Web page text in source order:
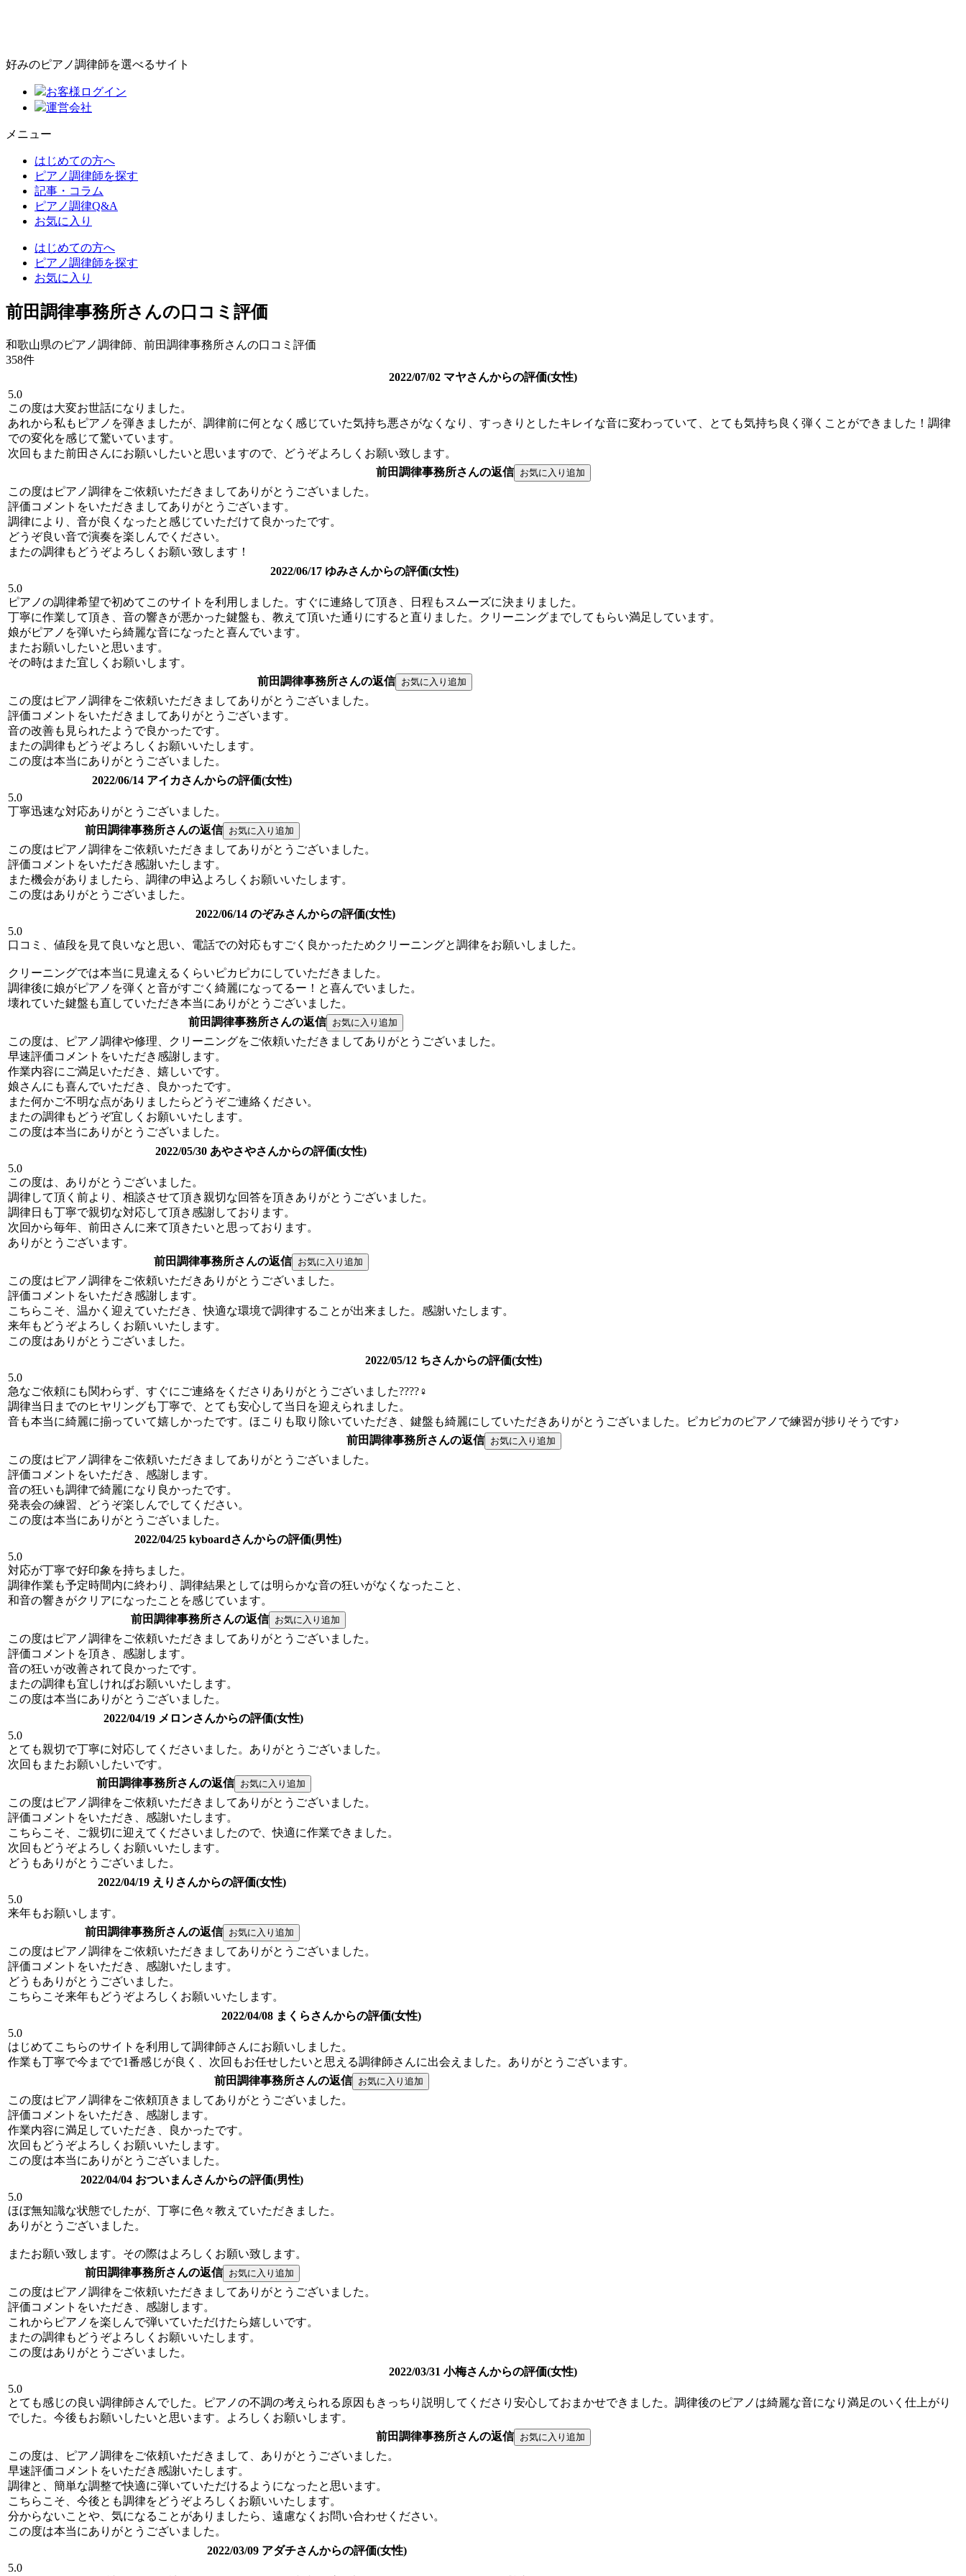
好みのピアノ調律師を選べるサイト
お客様ログイン
運営会社
メニュー
はじめての方へ
ピアノ調律師を探す
記事・コラム
ピアノ調律Q&A
お気に入り
はじめての方へ
ピアノ調律師を探す
お気に入り
前田調律事務所さんの口コミ評価
和歌山県のピアノ調律師、前田調律事務所さんの口コミ評価
358件
2022/07/02 マヤさんからの評価(女性)
5.0
この度は大変お世話になりました。
あれから私もピアノを弾きましたが、調律前に何となく感じていた気持ち悪さがなくなり、すっきりとしたキレイな音に変わっていて、とても気持ち良く弾くことができました！調律
での変化を感じて驚いています。
次回もまた前田さんにお願いしたいと思いますので、どうぞよろしくお願い致します。
前田調律事務所さんの返信
この度はピアノ調律をご依頼いただきましてありがとうございました。
評価コメントをいただきましてありがとうございます。
調律により、音が良くなったと感じていただけて良かったです。
どうぞ良い音で演奏を楽しんでください。
またの調律もどうぞよろしくお願い致します！
2022/06/17 ゆみさんからの評価(女性)
5.0
ピアノの調律希望で初めてこのサイトを利用しました。すぐに連絡して頂き、日程もスムーズに決まりました。
丁寧に作業して頂き、音の響きが悪かった鍵盤も、教えて頂いた通りにすると直りました。クリーニングまでしてもらい満足しています。
娘がピアノを弾いたら綺麗な音になったと喜んでいます。
またお願いしたいと思います。
その時はまた宜しくお願いします。
前田調律事務所さんの返信
この度はピアノ調律をご依頼いただきましてありがとうございました。
評価コメントをいただきましてありがとうございます。
音の改善も見られたようで良かったです。
またの調律もどうぞよろしくお願いいたします。
この度は本当にありがとうございました。
2022/06/14 アイカさんからの評価(女性)
5.0
丁寧迅速な対応ありがとうございました。
前田調律事務所さんの返信
この度はピアノ調律をご依頼いただきましてありがとうございました。
評価コメントをいただき感謝いたします。
また機会がありましたら、調律の申込よろしくお願いいたします。
この度はありがとうございました。
2022/06/14 のぞみさんからの評価(女性)
5.0
口コミ、値段を見て良いなと思い、電話での対応もすごく良かったためクリーニングと調律をお願いしました。
クリーニングでは本当に見違えるくらいピカピカにしていただきました。
調律後に娘がピアノを弾くと音がすごく綺麗になってるー！と喜んでいました。
壊れていた鍵盤も直していただき本当にありがとうございました。
前田調律事務所さんの返信
この度は、ピアノ調律や修理、クリーニングをご依頼いただきましてありがとうございました。
早速評価コメントをいただき感謝します。
作業内容にご満足いただき、嬉しいです。
娘さんにも喜んでいただき、良かったです。
また何かご不明な点がありましたらどうぞご連絡ください。
またの調律もどうぞ宜しくお願いいたします。
この度は本当にありがとうございました。
2022/05/30 あやさやさんからの評価(女性)
5.0
この度は、ありがとうございました。
調律して頂く前より、相談させて頂き親切な回答を頂きありがとうございました。
調律日も丁寧で親切な対応して頂き感謝しております。
次回から毎年、前田さんに来て頂きたいと思っております。
ありがとうございます。
前田調律事務所さんの返信
この度はピアノ調律をご依頼いただきありがとうございました。
評価コメントをいただき感謝します。
こちらこそ、温かく迎えていただき、快適な環境で調律することが出来ました。感謝いたします。
来年もどうぞよろしくお願いいたします。
この度はありがとうございました。
2022/05/12 ちさんからの評価(女性)
5.0
急なご依頼にも関わらず、すぐにご連絡をくださりありがとうございました????‍♀️
調律当日までのヒヤリングも丁寧で、とても安心して当日を迎えられました。
音も本当に綺麗に揃っていて嬉しかったです。ほこりも取り除いていただき、鍵盤も綺麗にしていただきありがとうございました。ピカピカのピアノで練習が捗りそうです♪
前田調律事務所さんの返信
この度はピアノ調律をご依頼いただきましてありがとうございました。
評価コメントをいただき、感謝します。
音の狂いも調律で綺麗になり良かったです。
発表会の練習、どうぞ楽しんでしてください。
この度は本当にありがとうございました。
2022/04/25 kyboardさんからの評価(男性)
5.0
対応が丁寧で好印象を持ちました。
調律作業も予定時間内に終わり、調律結果としては明らかな音の狂いがなくなったこと、
和音の響きがクリアになったことを感じています。
前田調律事務所さんの返信
この度はピアノ調律をご依頼いただきましてありがとうございました。
評価コメントを頂き、感謝します。
音の狂いが改善されて良かったです。
またの調律も宜しければお願いいたします。
この度は本当にありがとうございました。
2022/04/19 メロンさんからの評価(女性)
5.0
とても親切で丁寧に対応してくださいました。ありがとうございました。
次回もまたお願いしたいです。
前田調律事務所さんの返信
この度はピアノ調律をご依頼いただきましてありがとうございました。
評価コメントをいただき、感謝いたします。
こちらこそ、ご親切に迎えてくださいましたので、快適に作業できました。
次回もどうぞよろしくお願いいたします。
どうもありがとうございました。
2022/04/19 えりさんからの評価(女性)
5.0
来年もお願いします。
前田調律事務所さんの返信
この度はピアノ調律をご依頼いただきましてありがとうございました。
評価コメントをいただき、感謝いたします。
どうもありがとうございました。
こちらこそ来年もどうぞよろしくお願いいたします。
2022/04/08 まくらさんからの評価(女性)
5.0
はじめてこちらのサイトを利用して調律師さんにお願いしました。
作業も丁寧で今までで1番感じが良く、次回もお任せしたいと思える調律師さんに出会えました。ありがとうございます。
前田調律事務所さんの返信
この度はピアノ調律をご依頼頂きましてありがとうございました。
評価コメントをいただき、感謝します。
作業内容に満足していただき、良かったです。
次回もどうぞよろしくお願いいたします。
この度は本当にありがとうございました。
2022/04/04 おついまんさんからの評価(男性)
5.0
ほぼ無知識な状態でしたが、丁寧に色々教えていただきました。
ありがとうございました。
またお願い致します。その際はよろしくお願い致します。
前田調律事務所さんの返信
この度はピアノ調律をご依頼いただきましてありがとうございました。
評価コメントをいただき、感謝します。
これからピアノを楽しんで弾いていただけたら嬉しいです。
またの調律もどうぞよろしくお願いいたします。
この度はありがとうございました。
2022/03/31 小梅さんからの評価(女性)
5.0
とても感じの良い調律師さんでした。ピアノの不調の考えられる原因もきっちり説明してくださり安心しておまかせできました。調律後のピアノは綺麗な音になり満足のいく仕上がり
でした。今後もお願いしたいと思います。よろしくお願いします。
前田調律事務所さんの返信
この度は、ピアノ調律をご依頼いただきまして、ありがとうございました。
早速評価コメントをいただき感謝いたします。
調律と、簡単な調整で快適に弾いていただけるようになったと思います。
こちらこそ、今後とも調律をどうぞよろしくお願いいたします。
分からないことや、気になることがありましたら、遠慮なくお問い合わせください。
この度は本当にありがとうございました。
2022/03/09 アダチさんからの評価(女性)
5.0